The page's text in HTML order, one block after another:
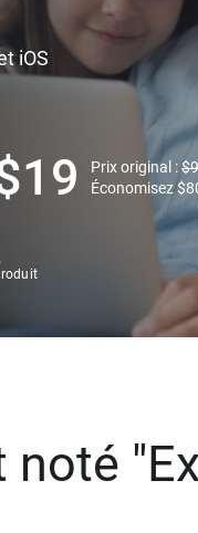
iOS
19 Prix original :$
Économisez$
noté